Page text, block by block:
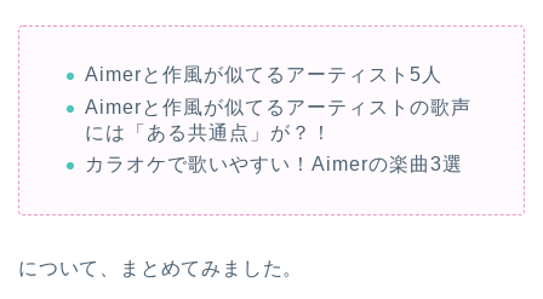
Aimerと作風が似てるアーティスト5人
Aimerと作風が似てるアーティストの歌声
には「ある共通点」が？！
カラオケで歌いやすい！Aimerの楽曲3選
について、まとめてみました。